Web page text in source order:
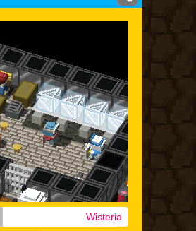
Wisteria